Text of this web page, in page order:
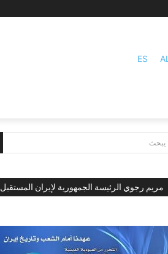
ES AL
يبحث
مريم رجوي الرئيسة الجمهورية لإيران المستقبل